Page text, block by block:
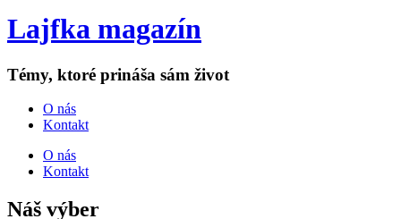
Lajfka magazín
Témy, ktoré prináša sám život
O nás
Kontakt
O nás
Kontakt
Náš výber